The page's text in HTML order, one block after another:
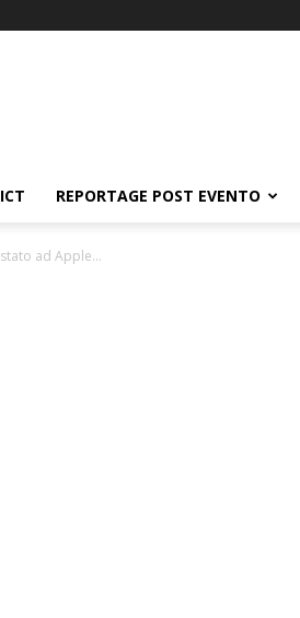
REPORTAGE POST EVENTO
ad Apple...